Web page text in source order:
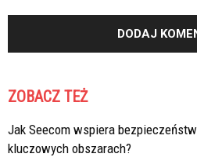
ZOBACZ TEŻ
Jak Seecom wspiera
kluczowych obszarach?